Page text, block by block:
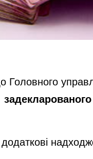
Головного
задекларованого